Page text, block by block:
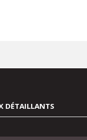
DÉTAILLANTS